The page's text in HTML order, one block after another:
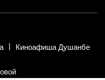
Киноафиша Душанбе